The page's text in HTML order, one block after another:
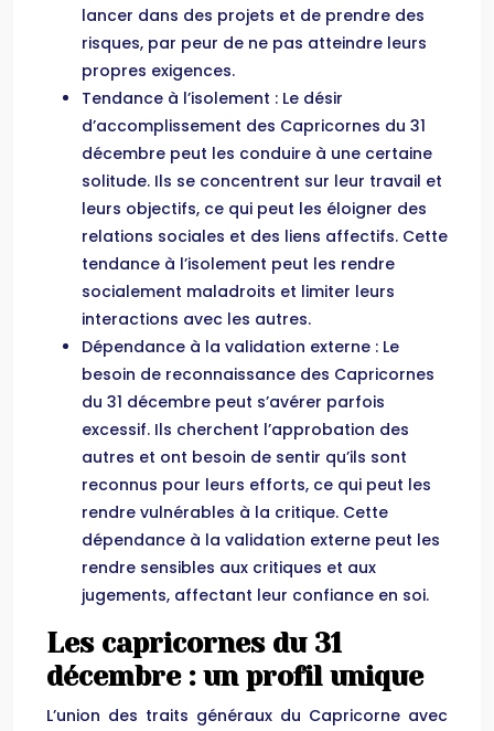
lancer dans des projets et de prendre des
risques, par peur de ne pas atteindre leurs
propres exigences.
Tendance à l’isolement : Le désir
d’accomplissement des Capricornes du 31
décembre peut les conduire à une certaine
solitude. Ils se concentrent sur leur travail et
leurs objectifs, ce qui peut les éloigner des
relations sociales et des liens affectifs. Cette
tendance à l’isolement peut les rendre
socialement maladroits et limiter leurs
interactions avec les autres.
Dépendance à la validation externe : Le
besoin de reconnaissance des Capricornes
du 31 décembre peut s’avérer parfois
excessif. Ils cherchent l’approbation des
autres et ont besoin de sentir qu’ils sont
reconnus pour leurs efforts, ce qui peut les
rendre vulnérables à la critique. Cette
dépendance à la validation externe peut les
rendre sensibles aux critiques et aux
jugements, affectant leur confiance en soi.
Les capricornes du 31
décembre : un profil unique
L’union des traits généraux du Capricorne avec